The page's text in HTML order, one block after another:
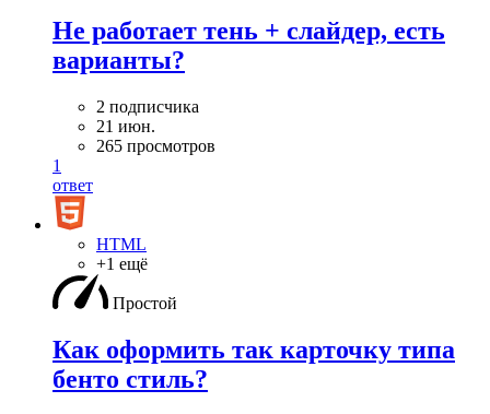
Не работает тень + слайдер, есть
варианты?
2 подписчика
21 июн.
265 просмотров
1
ответ
HTML
+1 ещё
Простой
Как оформить так карточку типа
бенто стиль?